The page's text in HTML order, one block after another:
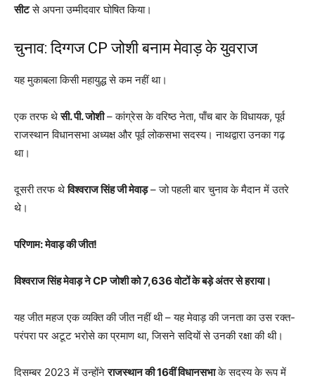
सीटसे अपना उम्मीदवार घोषित किया।
चुनाव: दिग्गज CP जोशी बनाम मेवाड़ के युवराज
यह मुकाबला किसी महायुद्ध से कम नहीं था।
एक तरफ थेसी. पी. जोशी– कांग्रेस के वरिष्ठ नेता, पाँच बार के विधायक, पूर्व
राजस्थान विधानसभा अध्यक्ष और पूर्व लोकसभा सदस्य। नाथद्वारा उनका गढ़
था।
दूसरी तरफ थेविश्वराज सिंह जी मेवाड़– जो पहली बार चुनाव के मैदान में उतरे
थे।
परिणाम: मेवाड़ की जीत!
विश्वराज सिंह मेवाड़ ने CP जोशी को 7,636 वोटों के बड़े अंतर से हराया।
यह जीत महज एक व्यक्ति की जीत नहीं थी – यह मेवाड़ की जनता का उस रक्त-
परंपरा पर अटूट भरोसे का प्रमाण था, जिसने सदियों से उनकी रक्षा की थी।
दिसम्बर 2023 में उन्होंनेराजस्थान की 16वीं विधानसभाके सदस्य के रूप में